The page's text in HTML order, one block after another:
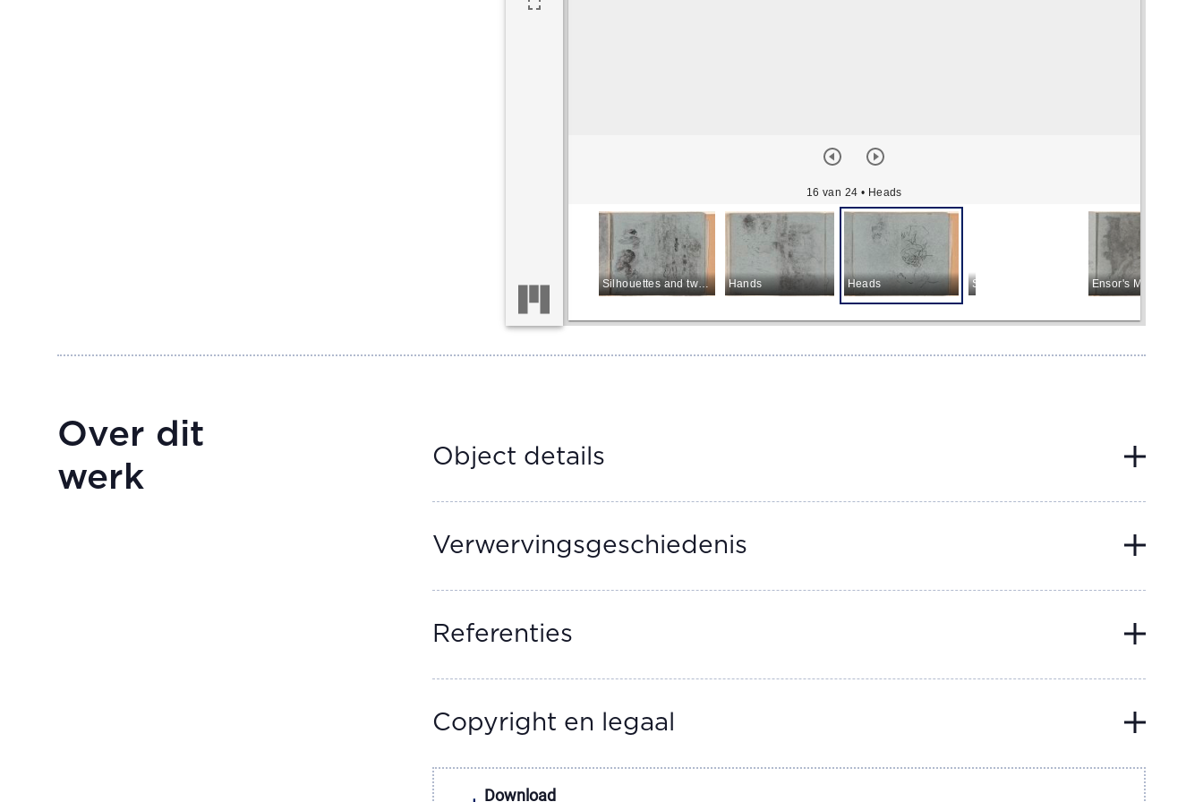
16 van 24 • Heads
Portrait of a Man Silhouettes and two Figures Seen from the Back Hands Heads Silhouettes Ensor's Mother
Over dit
werk
Object details
Verwervingsgeschiedenis
Referenties
Copyright en legaal
Download